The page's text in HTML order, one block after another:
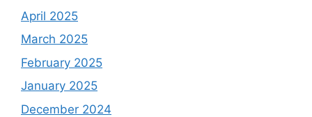
April 2025
March 2025
February 2025
January 2025
December 2024